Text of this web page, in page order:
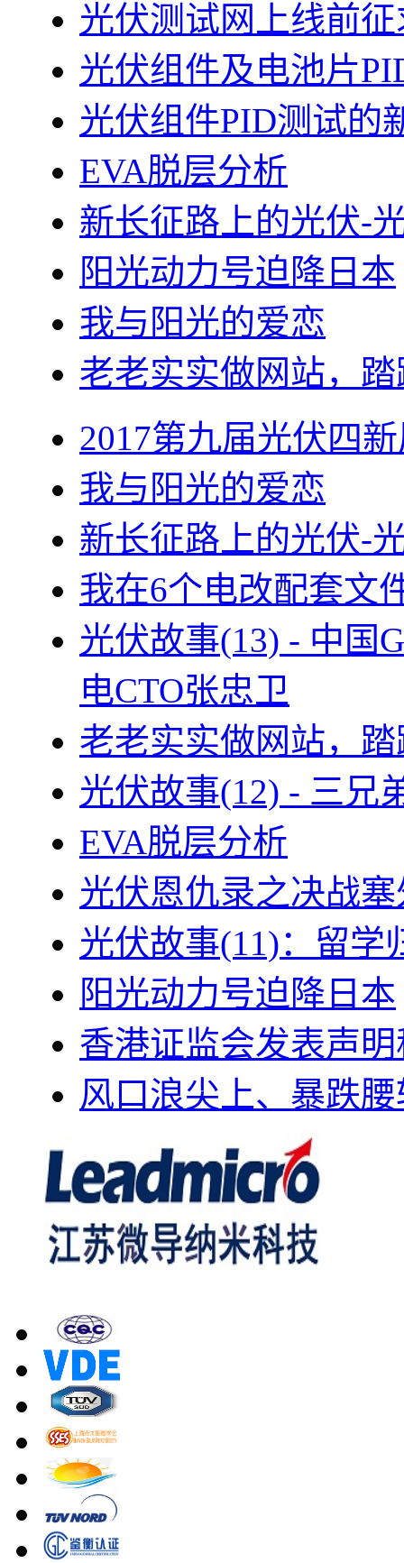
光伏测试网上线前
光伏组件及电池片
光伏组件PID测试的
EVA脱层分析
新长征路上的光伏-
阳光动力号迫降日本
我与阳光的爱恋
老老实实做网站，
2017第九届光伏四
我与阳光的爱恋
新长征路上的光伏-
我在6个电改配套文
光伏故事(13) - 中国
电CTO张忠卫
老老实实做网站，
光伏故事(12) - 三兄
EVA脱层分析
光伏恩仇录之决战
光伏故事(11)：留学
阳光动力号迫降日本
香港证监会发表声
风口浪尖上、暴跌